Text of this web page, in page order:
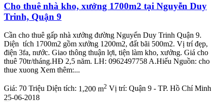
Cho thuê nhà kho, xưởng 1700m2 tại Nguyễn Duy
Trinh, Quận 9
Cần cho thuê gấp nhà xưởng đường Nguyển Duy Trinh Quận 9.
Diện tích 1700m2 gồm xưởng 1200m2, đất bãi 500m2. Vị trí đẹp,
điện 3fa, nước. Giao thông thuận lợi, tiện làm kho, xưởng. Giá cho
thuê 70tr/tháng.HĐ 2,5 năm. LH: 0962497758 A.Hiếu Nguồn: cho
thue xuong Xem thêm:...
Giá: 70 Triệu Diện tích: 1,200 m2 Vị trí: Quận 9 - TP. Hồ Chí Minh
25-06-2018